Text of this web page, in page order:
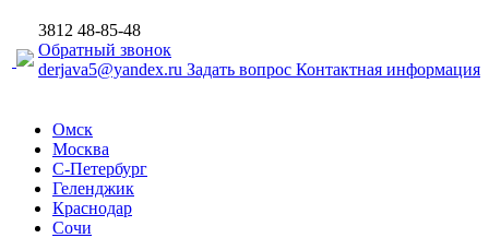
3812 48-85-48
Обратный звонок
derjava5@yandex.ru Задать вопрос Контактная информация
Омск
Москва
С-Петербург
Геленджик
Краснодар
Сочи